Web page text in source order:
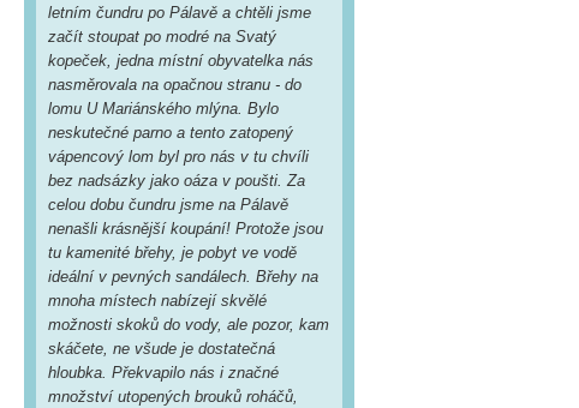
letním čundru po Pálavě a chtěli jsme
začít stoupat po modré na Svatý
kopeček, jedna místní obyvatelka nás
nasměrovala na opačnou stranu - do
lomu U Mariánského mlýna. Bylo
neskutečné parno a tento zatopený
vápencový lom byl pro nás v tu chvíli
bez nadsázky jako oáza v poušti. Za
celou dobu čundru jsme na Pálavě
nenašli krásnější koupání! Protože jsou
tu kamenité břehy, je pobyt ve vodě
ideální v pevných sandálech. Břehy na
mnoha místech nabízejí skvělé
možnosti skoků do vody, ale pozor, kam
skáčete, ne všude je dostatečná
hloubka. Překvapilo nás i značné
množství utopených brouků roháčů,